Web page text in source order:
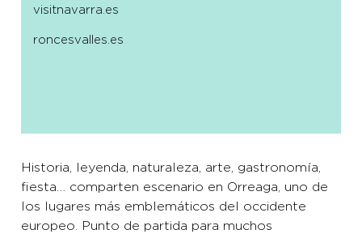
visitnavarra.es
roncesvalles.es
Historia, leyenda, naturaleza, arte, gastronomía,
fiesta… comparten escenario en Orreaga, uno de
los lugares más emblemáticos del occidente
europeo. Punto de partida para muchos